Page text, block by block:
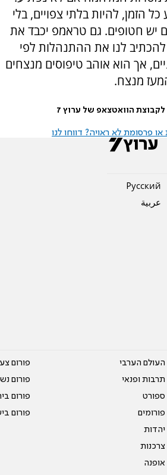
הזמן, להיות בלתי צפויים, בלי
יש חטופים. גם טראמפ יכבד את
לנו את ההתנהלות לפי
אך הוא אוהב טיפוסים מנצחים
מנצח.
הוואטצאפ של ערוץ 7
פרסומת לא ראויה? דווחו לנו
Pусский
عربية
העולם הערבי
תרבות ופנאי
ספורט
פורומים
יהדות
צרכנות
אופנה
פורום
פורום
פורום
פורום